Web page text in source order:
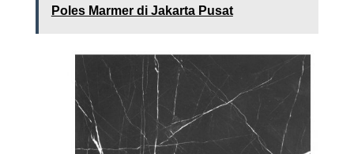
Poles Marmer di Jakarta Pusat